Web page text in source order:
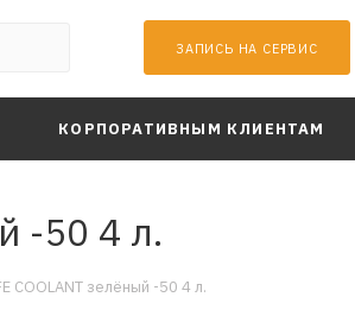
ЗАПИСЬ НА СЕРВИС
КОРПОРАТИВНЫМ КЛИЕНТАМ
-50 4 л.
COOLANT зелёный -50 4 л.